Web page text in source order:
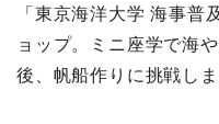
「東京海洋大学 海事普
ョップ。ミニ座学で海
後、帆船作りに挑戦しま